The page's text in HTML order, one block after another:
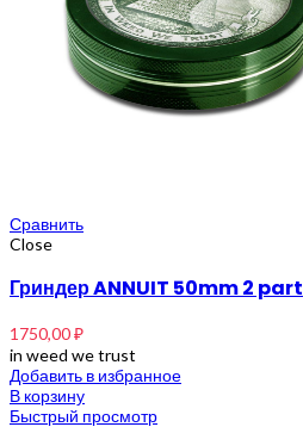
Сравнить
Close
Гриндер ANNUIT 50mm 2 part
1750,00₽
in weed we trust
Добавить в избранное
В корзину
Быстрый просмотр